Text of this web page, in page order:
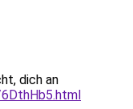
dich an